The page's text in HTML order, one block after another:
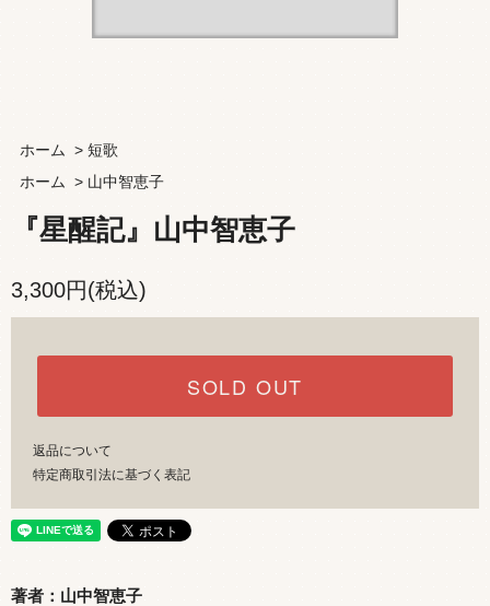
ホーム > 短歌
ホーム
> 山中智恵子
『星醒記』山中智恵子
3,300円(税込)
SOLD OUT
返品について
特定商取引法に基づく表記
著者：山中智恵子